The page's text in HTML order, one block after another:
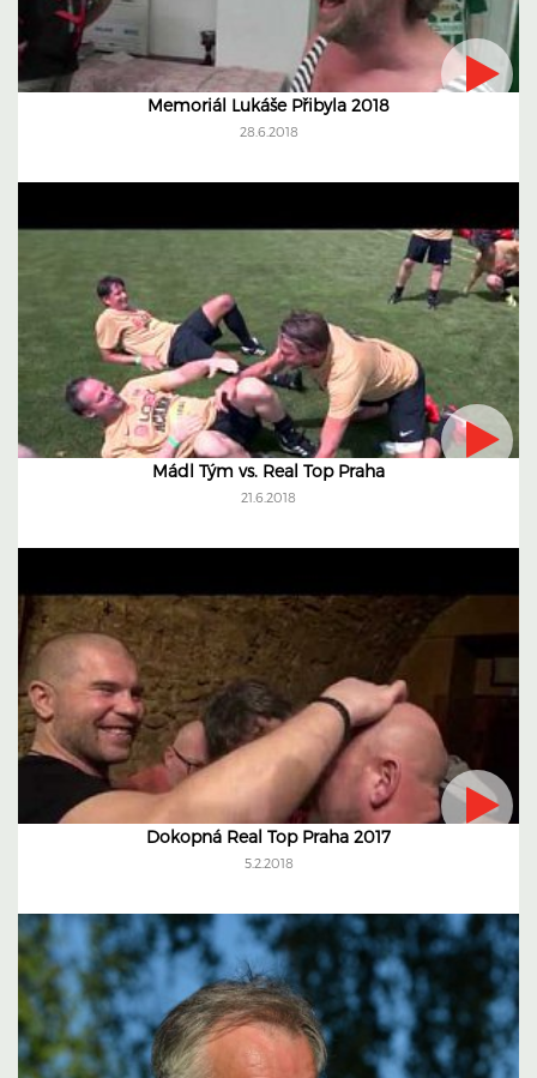
Memoriál Lukáše Přibyla 2018
28.6.2018
Mádl Tým vs. Real Top Praha
21.6.2018
Dokopná Real Top Praha 2017
5.2.2018